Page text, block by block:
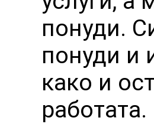
понуди.
понуди и
како и
работата.